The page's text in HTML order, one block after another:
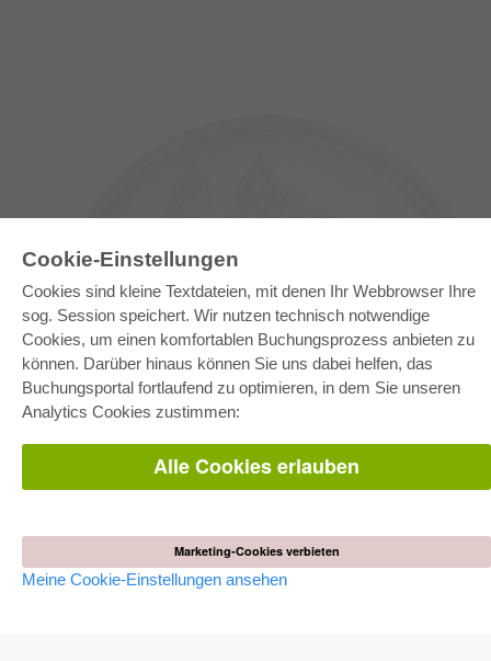
Cookie-Einstellungen
Cookies sind kleine Textdateien, mit denen Ihr Webbrowser Ihre
sog. Session speichert. Wir nutzen technisch notwendige
Cookies, um einen komfortablen Buchungsprozess anbieten zu
können. Darüber hinaus können Sie uns dabei helfen, das
Buchungsportal fortlaufend zu optimieren, in dem Sie unseren
Analytics Cookies zustimmen:
Alle Cookies erlauben
Marketing-Cookies verbieten
Meine Cookie-Einstellungen ansehen
E-COLLECTION
Gesamtpaket
Fachbereichspakete
Bereitstellung von E-Books
Häufig gestellte Fragen (FAQ)
AGB